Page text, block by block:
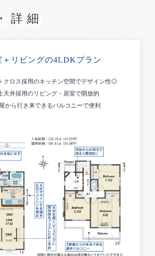
詳細
＋リビングの4LDKプラン
クロス採用のキッチン空間でデザイン性◎
天井採用のリビング・居室で開放的
から行き来できるバルコニーで便利